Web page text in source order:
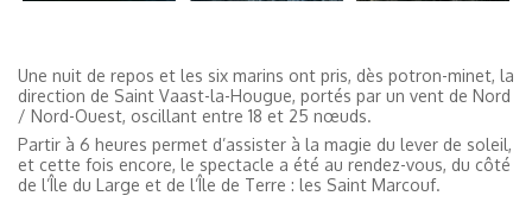
Une nuit de repos et les six marins ont pris, dès potron-minet, la
direction de Saint Vaast-la-Hougue, portés par un vent de Nord
/ Nord-Ouest, oscillant entre 18 et 25 nœuds.
Partir à 6 heures permet d’assister à la magie du lever de soleil,
et cette fois encore, le spectacle a été au rendez-vous, du côté
de l’Île du Large et de l’Île de Terre : les Saint Marcouf.